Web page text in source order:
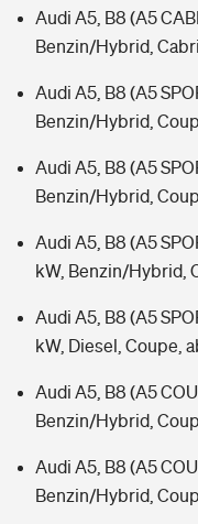
Audi A5, B8 (A5
Benzin/Hybrid,
Audi A5, B8 (A5
Benzin/Hybrid,
Audi A5, B8 (A5
Benzin/Hybrid,
Audi A5, B8 (A5
kW, Benzin/Hybrid,
Audi A5, B8 (A5
kW, Diesel, Coupe,
Audi A5, B8 (A5
Benzin/Hybrid,
Audi A5, B8 (A5
Benzin/Hybrid,